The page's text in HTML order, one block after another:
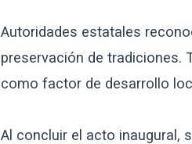
Autoridades estatales
preservación de tradiciones.
como factor de desarrollo
Al concluir el acto inaugural,